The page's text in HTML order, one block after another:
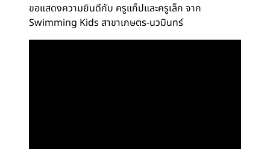
ขอแสดงความยินดีกับ ครูแก็ปและครูเล็ก จาก
Swimming Kids สาขาเกษตร-นวมินทร์